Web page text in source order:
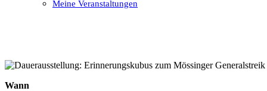
Meine Veranstaltungen
Wann